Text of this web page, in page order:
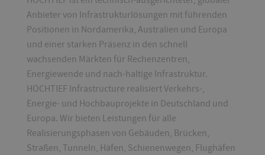
Anbieter von Infrastrukturlösungen mit führenden
Positionen in Nordamerika, Australien und Europa
und einer starken Präsenz in den schnell
wachsenden Märkten für Rechenzentren,
Energiewende und nach-haltige Infrastruktur.
HOCHTIEF Infrastructure realisiert Verkehrs-,
Energie- und Hochbauprojekte in Deutschland und
Europa. Wir bieten Leistungen für alle
Realisierungsphasen von Gebäuden, Brücken,
Straßen, Tunneln, Häfen, Schienenwegen, Flughäfen